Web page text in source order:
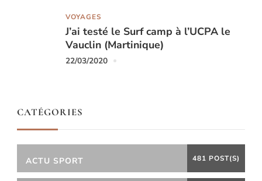
VOYAGES
J’ai testé le Surf camp à l’UCPA le
Vauclin (Martinique)
22/03/2020
CATÉGORIES
ACTU SPORT 481 POST(S)